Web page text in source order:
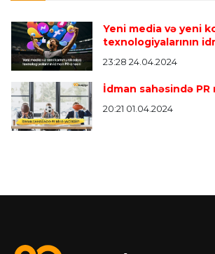
Yeni media və yeni
texnologiyalarının
23:28 24.04.2024
İdman sahəsində PR
20:21 01.04.2024